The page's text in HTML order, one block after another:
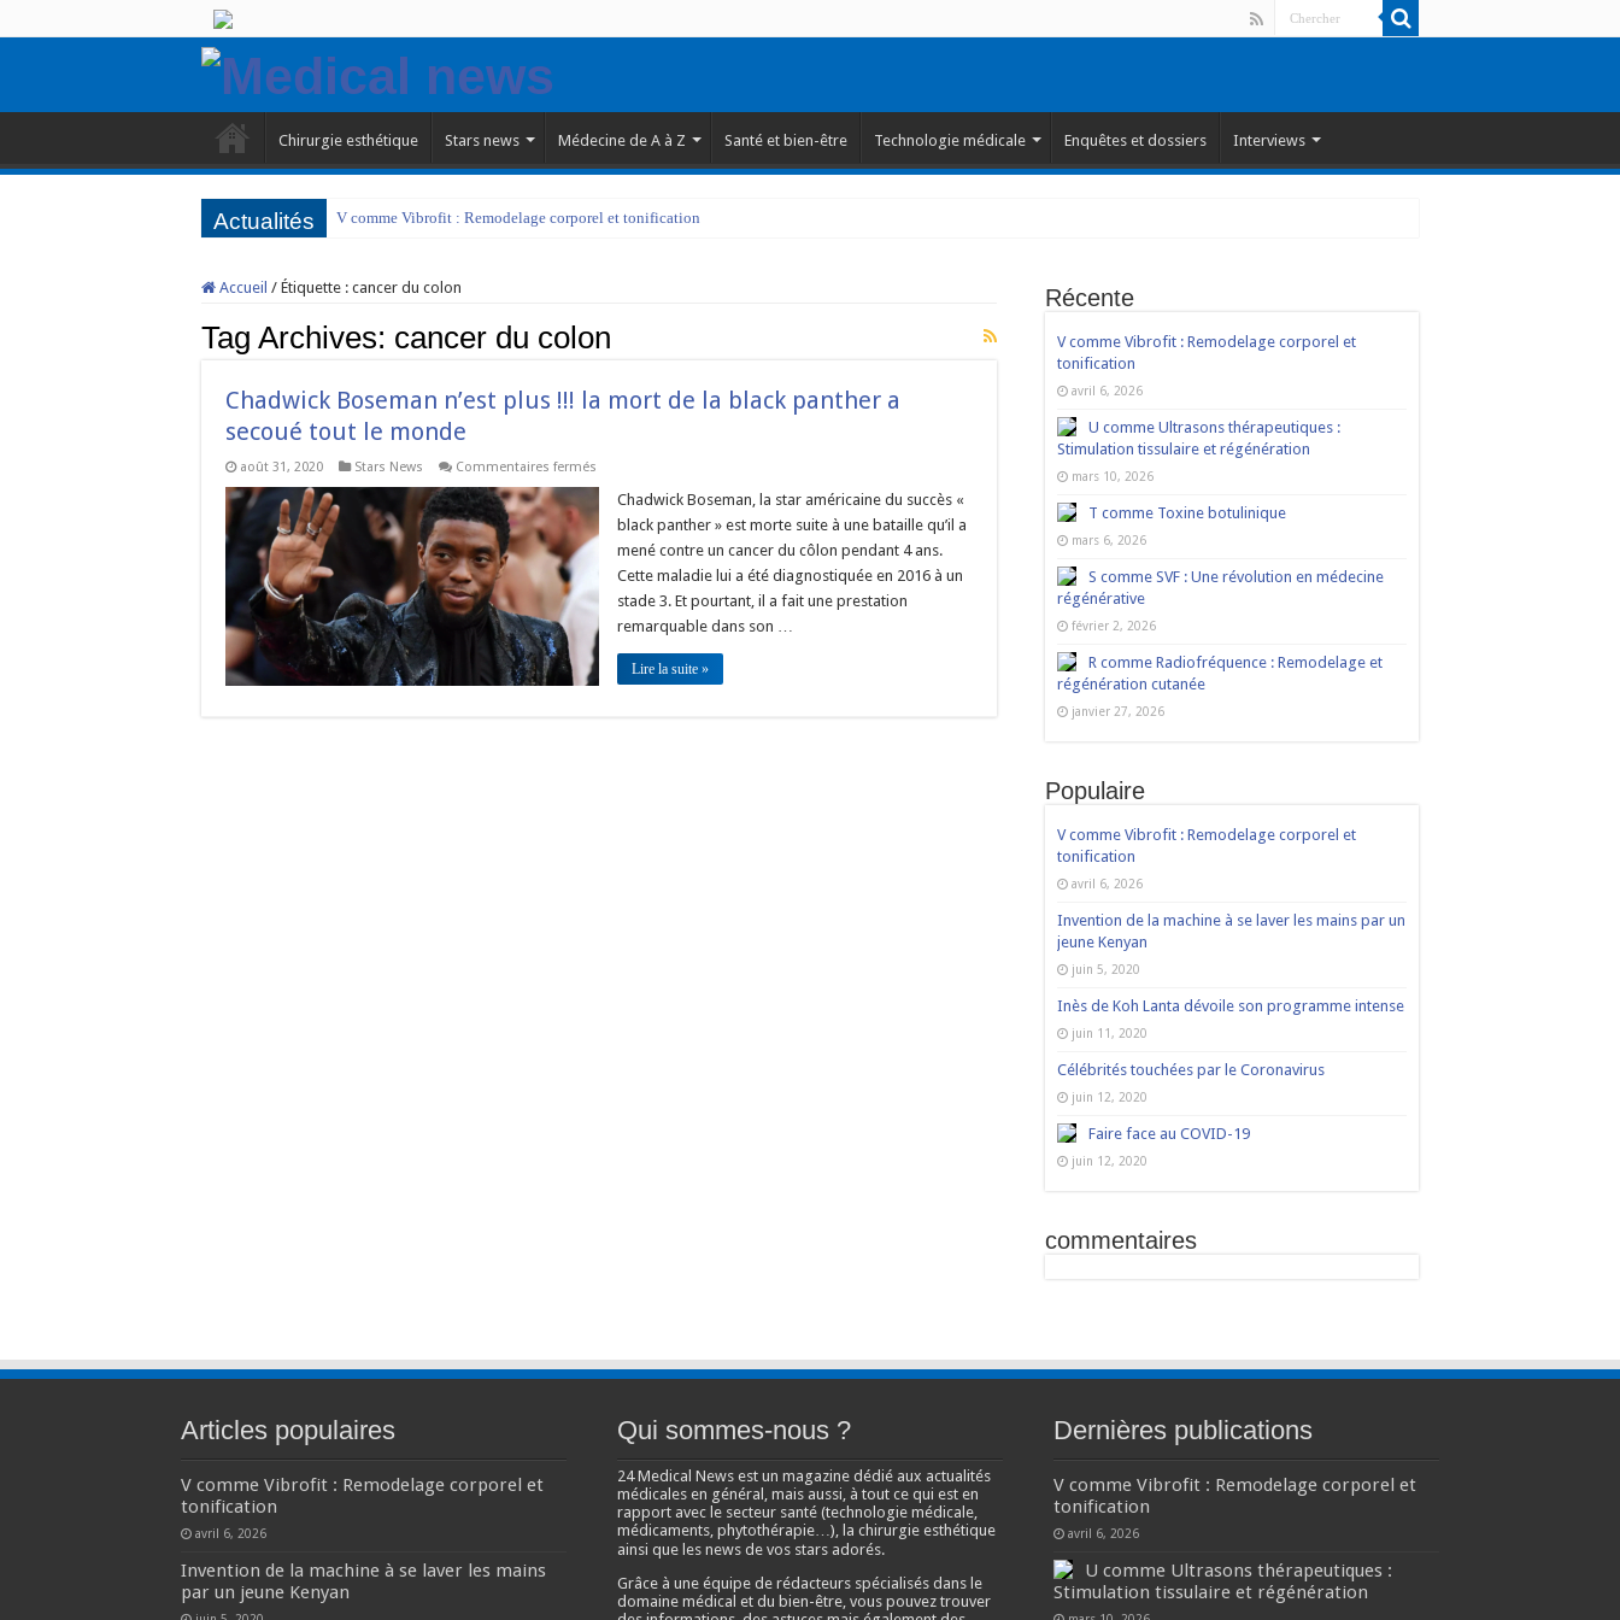
Chirurgie esthétique Stars news Médecine de A à Z Santé et bien-être Technologie médicale Enquêtes et dossiers Interviews
Actualités V comme Vibrofit : Remodelage corporel et tonification
Accueil / Étiquette : cancer du colon
Tag Archives: cancer du colon
Chadwick Boseman n’est plus !!! la mort de la black panther a
secoué tout le monde
août 31, 2020 Stars News Commentaires fermés
Boseman
n’est
plus
mort
de
black
panther
secoué
tout
Chadwick Boseman, la star américaine du succès «
black panther » est morte suite à une bataille qu’il a
mené contre un cancer du côlon pendant 4 ans.
Cette maladie lui a été diagnostiquée en 2016 à un
stade 3. Et pourtant, il a fait une prestation
remarquable dans son …
Lire la suite »
Récente
V comme Vibrofit : Remodelage corporel et
tonification
avril 6, 2026
U comme Ultrasons thérapeutiques :
Stimulation tissulaire et régénération
mars 10, 2026
T comme Toxine botulinique
mars 6, 2026
S comme SVF : Une révolution en médecine
régénérative
février 2, 2026
R comme Radiofréquence : Remodelage et
régénération cutanée
janvier 27, 2026
Populaire
V comme Vibrofit : Remodelage corporel et
tonification
avril 6, 2026
Invention de la machine à se laver les mains par un
jeune Kenyan
juin 5, 2020
Inès de Koh Lanta dévoile son programme intense
juin 11, 2020
Célébrités touchées par le Coronavirus
juin 12, 2020
Faire face au COVID-19
juin 12, 2020
commentaires
Articles populaires
V comme Vibrofit : Remodelage corporel et
tonification
avril 6, 2026
Invention de la machine à se laver les mains
par un jeune Kenyan
Qui sommes-nous ?
24 Medical News est un magazine dédié aux actualités
médicales en général, mais aussi, à tout ce qui est en
rapport avec le secteur santé (technologie médicale,
médicaments, phytothérapie…), la chirurgie esthétique
ainsi que les news de vos stars adorés.
Grâce à une équipe de rédacteurs spécialisés dans le
domaine médical et du bien-être, vous pouvez trouver
Dernières publications
V comme Vibrofit : Remodelage corporel et
tonification
avril 6, 2026
U comme Ultrasons thérapeutiques :
Stimulation tissulaire et régénération